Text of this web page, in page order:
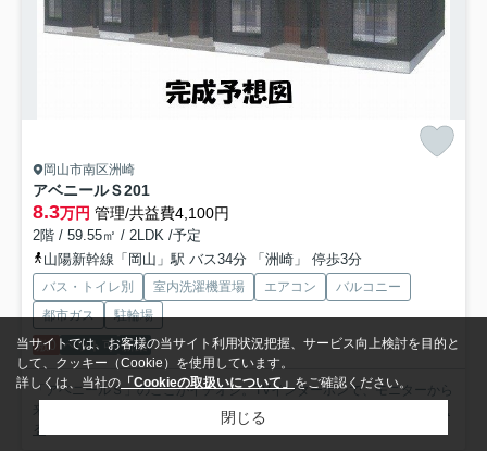
岡山市南区洲崎
アベニールＳ201
8.3万円 管理/共益費4,100円
2階 / 59.55㎡ / 2LDK /予定
山陽新幹線「岡山」駅 バス34分 「洲崎」 停歩3分
バス・トイレ別 室内洗濯機置場 エアコン
バルコニー
都市ガス
駐輪場
敷0
ペット可 新築
「アベニールＳ」のここがイチオシ。TVインターホンで、モニターから
来訪者が確認できます。室内設備は洗面所独立・浴室乾燥機...
る
当サイトでは、お客様の当サイト利用状況把握、サービス向上検討を目的と
して、クッキー（Cookie）を使用しています。
詳しくは、当社の 「Cookieの取扱いについて」 をご確認ください。
閉じる